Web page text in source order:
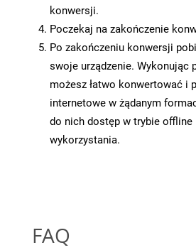
konwersji.
Poczekaj na zakończenie
Po zakończeniu konwersji
swoje urządzenie. Wykonując
możesz łatwo konwertować i
internetowe w żądanym
do nich dostęp w trybie offline
wykorzystania.
FAQ